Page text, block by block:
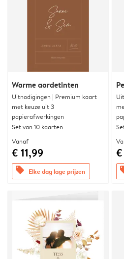
Warme aardetinten
Uitnodigingen | Premium kaart
met keuze uit 3
papierafwerkingen
Set van 10 kaarten
Vanaf
€ 11,99
offers Elke dag lage prijzen
€